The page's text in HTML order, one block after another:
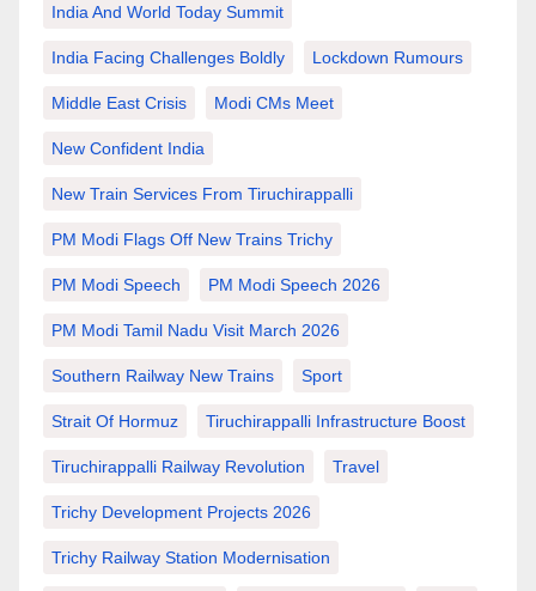
India And World Today Summit
India Facing Challenges Boldly Lockdown Rumours
Middle East Crisis Modi CMs Meet
New Confident India
New Train Services From Tiruchirappalli
PM Modi Flags Off New Trains Trichy
PM Modi Speech PM Modi Speech 2026
PM Modi Tamil Nadu Visit March 2026
Southern Railway New Trains Sport
Strait Of Hormuz Tiruchirappalli Infrastructure Boost
Tiruchirappalli Railway Revolution Travel
Trichy Development Projects 2026
Trichy Railway Station Modernisation